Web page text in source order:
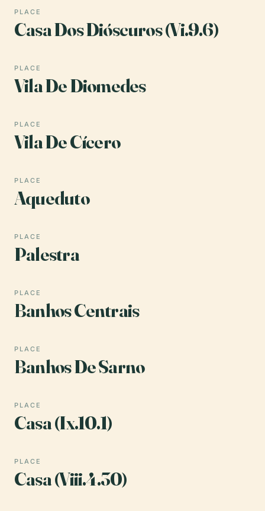
PLACE
Casa Dos Dióscuros (Vi.9.6)
PLACE
Vila De Diomedes
PLACE
Vila De Cícero
PLACE
Aqueduto
PLACE
Palestra
PLACE
Banhos Centrais
PLACE
Banhos De Sarno
PLACE
Casa (Ix.10.1)
PLACE
Casa (Viii.4.30)